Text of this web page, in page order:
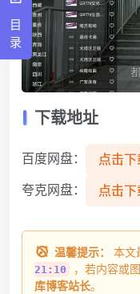
下载地址
百度网盘：
点击
夸克网盘：
点击
温馨提示： 本文
21:10
，若内容或
库博客站长。
目
录